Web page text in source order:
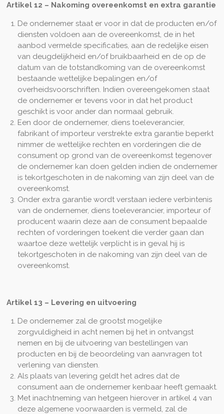
Artikel 12 – Nakoming overeenkomst en extra garantie
De ondernemer staat er voor in dat de producten en/of
diensten voldoen aan de overeenkomst, de in het
aanbod vermelde specificaties, aan de redelijke eisen
van deugdelijkheid en/of bruikbaarheid en de op de
datum van de totstandkoming van de overeenkomst
bestaande wettelijke bepalingen en/of
overheidsvoorschriften. Indien overeengekomen staat
de ondernemer er tevens voor in dat het product
geschikt is voor ander dan normaal gebruik.
Een door de ondernemer, diens toeleverancier,
fabrikant of importeur verstrekte extra garantie beperkt
nimmer de wettelijke rechten en vorderingen die de
consument op grond van de overeenkomst tegenover
de ondernemer kan doen gelden indien de ondernemer
is tekortgeschoten in de nakoming van zijn deel van de
overeenkomst.
Onder extra garantie wordt verstaan iedere verbintenis
van de ondernemer, diens toeleverancier, importeur of
producent waarin deze aan de consument bepaalde
rechten of vorderingen toekent die verder gaan dan
waartoe deze wettelijk verplicht is in geval hij is
tekortgeschoten in de nakoming van zijn deel van de
overeenkomst.
Artikel 13 – Levering en uitvoering
De ondernemer zal de grootst mogelijke
zorgvuldigheid in acht nemen bij het in ontvangst
nemen en bij de uitvoering van bestellingen van
producten en bij de beoordeling van aanvragen tot
verlening van diensten.
Als plaats van levering geldt het adres dat de
consument aan de ondernemer kenbaar heeft gemaakt.
Met inachtneming van hetgeen hierover in artikel 4 van
deze algemene voorwaarden is vermeld, zal de